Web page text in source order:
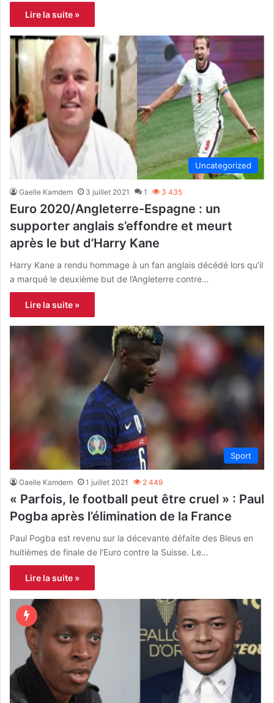
Lire la suite »
Uncategorized
Gaelle Kamdem 3 juillet 2021 1 3 435
Euro 2020/Angleterre-Espagne : un
supporter anglais s’effondre et meurt
après le but d’Harry Kane
Harry Kane a rendu hommage à un fan anglais décédé lors qu’il
a marqué le deuxième but de l’Angleterre contre…
Lire la suite »
Sport
Gaelle Kamdem 1 juillet 2021 2 449
« Parfois, le football peut être cruel » : Paul
Pogba après l’élimination de la France
Paul Pogba est revenu sur la décevante défaite des Bleus en
huitièmes de finale de l’Euro contre la Suisse. Le…
Lire la suite »